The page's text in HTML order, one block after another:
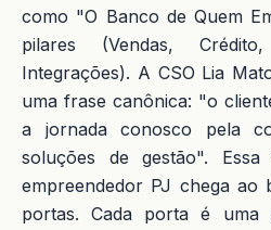
como "O Banco de Quem
pilares (Vendas,
Integrações). A CSO Lia
uma frase canônica: "o
a jornada conosco pela
soluções de gestão".
empreendedor PJ chega ao
portas. Cada porta é uma